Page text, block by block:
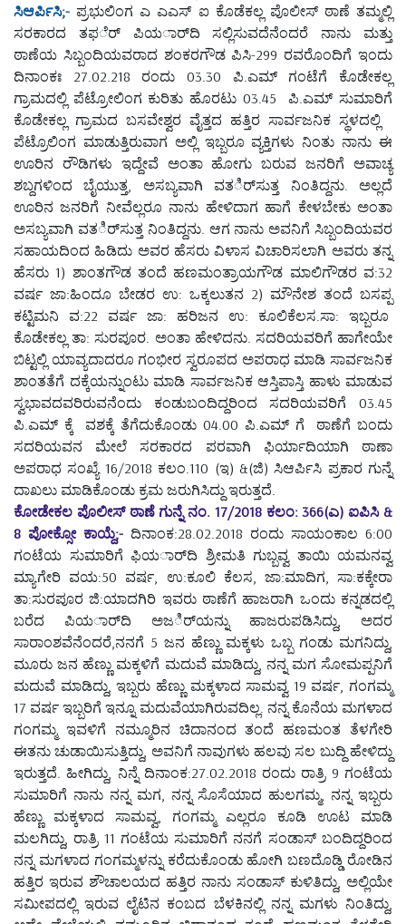
ಸಿಆರ್ಪಿಸಿ;-ಪ್ರಭುಲಿಂಗ ಎ ಎಎಸ್ ಐ ಕೊಡೆಕಲ್ಲ ಪೊಲೀಸ್ ಠಾಣೆ ತಮ್ಮಲ್ಲಿ
ಸರಕಾರದ ತಫರ್ೆ ಪಿಯರ್ಾದಿ ಸಲ್ಲಿಸುವದೆನೆಂದರೆ ನಾನು ಮತ್ತು
ಠಾಣೆಯ ಸಿಬ್ಬಂದಿಯವರಾದ ಶಂಕರಗೌಡ ಪಿಸಿ-299 ರವರೊಂದಿಗೆ ಇಂದು
ದಿನಾಂಕಃ 27.02.218 ರಂದು 03.30 ಪಿ.ಎಮ್ ಗಂಟೆಗೆ ಕೊಡೇಕಲ್ಲ
ಗ್ರಾಮದಲ್ಲಿ ಪೆಟ್ರೋಲಿಂಗ ಕುರಿತು ಹೊರಟು 03.45 ಪಿ.ಎಮ್ ಸುಮಾರಿಗೆ
ಕೊಡೇಕಲ್ಲ ಗ್ರಾಮದ ಬಸವೇಶ್ವರ ವೈತ್ತದ ಹತ್ತಿರ ಸಾರ್ವಜನಿಕ ಸ್ಥಳದಲ್ಲಿ
ಪೆಟ್ರೊಲಿಂಗ ಮಾಡುತ್ತಿರುವಾಗ ಅಲ್ಲಿ ಇಬ್ಬರೂ ವ್ಯಕ್ತಿಗಳು ನಿಂತು ನಾನು ಈ
ಊರಿನ ರೌಡಿಗಳು ಇದ್ದೇವೆ ಅಂತಾ ಹೋಗು ಬರುವ ಜನರಿಗೆ ಅವಾಚ್ಯ
ಶಬ್ದಗಳಿಂದ ಬೈಯುತ್ತ, ಅಸಬ್ಯವಾಗಿ ವತರ್ಿಸುತ್ತ ನಿಂತಿದ್ದನು. ಅಲ್ಲದೆ
ಊರಿನ ಜನರಿಗೆ ನೀವೆಲ್ಲರೂ ನಾನು ಹೇಳಿದಾಗ ಹಾಗೆ ಕೇಳಬೇಕು ಅಂತಾ
ಅಸಬ್ಯವಾಗಿ ವತರ್ಿಸುತ್ತ ನಿಂತಿದ್ದನು. ಆಗ ನಾನು ಅವನಿಗೆ ಸಿಬ್ಬಂದಿಯವರ
ಸಹಾಯದಿಂದ ಹಿಡಿದು ಅವರ ಹೆಸರು ವಿಳಾಸ ವಿಚಾರಿಸಲಾಗಿ ಅವರು ತನ್ನ
ಹೆಸರು 1) ಶಾಂತಗೌಡ ತಂದೆ ಹಣಮಂತ್ರಾಯಗೌಡ ಮಾಲಿಗೌಡರ ವ:32
ವರ್ಷ ಜಾ:ಹಿಂದೂ ಬೇಡರ ಉ: ಒಕ್ಕಲುತನ 2) ಮೌನೇಶ ತಂದೆ ಬಸಪ್ಪ
ಕಟ್ಟಿಮನಿ ವ:22 ವರ್ಷ ಜಾ: ಹರಿಜನ ಉ: ಕೂಲಿಕೆಲಸ.ಸಾ: ಇಬ್ಬರೂ
ಕೊಡೇಕಲ್ಲ ತಾ: ಸುರಪೂರ. ಅಂತಾ ಹೇಳಿದನು. ಸದರಿಯವರಿಗೆ ಹಾಗೇಯೇ
ಬಿಟ್ಟಲ್ಲಿ ಯಾವ್ಯದಾದರೂ ಗಂಭೀರ ಸ್ವರೂಪದ ಅಪರಾಧ ಮಾಡಿ ಸಾರ್ವಜನಿಕ
ಶಾಂತತೆಗೆ ದಕ್ಕೆಯನ್ನುಂಟು ಮಾಡಿ ಸಾರ್ವಜನಿಕ ಆಸ್ತಿಪಾಸ್ತಿ ಹಾಳು ಮಾಡುವ
ಸ್ವಭಾವದವರಿರುವನೆಂದು ಕಂಡುಬಂದಿದ್ದರಿಂದ ಸದರಿಯವರಿಗೆ 03.45
ಪಿ.ಎಮ್ ಕ್ಕೆ ವಶಕ್ಕೆ ತೆಗೆದುಕೊಂಡು 04.00 ಪಿ.ಎಮ್ ಗೆ ಠಾಣೆಗೆ ಬಂದು
ಸದರಿಯವನ ಮೇಲೆ ಸರಕಾರದ ಪರವಾಗಿ ಫಿರ್ಯಾದಿಯಾಗಿ ಠಾಣಾ
ಅಪರಾಧ ಸಂಖ್ಯೆ 16/2018 ಕಲಂ.110 (ಇ) &(ಜಿ) ಸಿಆರ್ಪಿಸಿ ಪ್ರಕಾರ ಗುನ್ನೆ
ದಾಖಲು ಮಾಡಿಕೊಂಡು ಕ್ರಮ ಜರುಗಿಸಿದ್ದು ಇರುತ್ತದೆ.
ಕೋಡೇಕಲ ಪೊಲೀಸ್ ಠಾಣೆ ಗುನ್ನೆ ನಂ. 17/2018 ಕಲಂ: 366(ಎ) ಐಪಿಸಿ &
8 ಪೋಕ್ಸೋ ಕಾಯ್ದೆ;- ದಿನಾಂಕ:28.02.2018 ರಂದು ಸಾಯಂಕಾಲ 6:00
ಗಂಟೆಯ ಸುಮಾರಿಗೆ ಫಿಯರ್ಾದಿ ಶ್ರೀಮತಿ ಗುಬ್ಬವ್ವ ತಾಯಿ ಯಮನವ್ವ
ಮ್ಯಾಗೇರಿ ವಯ:50 ವರ್ಷ, ಉ:ಕೂಲಿ ಕೆಲಸ, ಜಾ:ಮಾದಿಗ, ಸಾ:ಕಕ್ಕೇರಾ
ತಾ:ಸುರಪೂರ ಜಿ:ಯಾದಗಿರಿ ಇವರು ಠಾಣೆಗೆ ಹಾಜರಾಗಿ ಒಂದು ಕನ್ನಡದಲ್ಲಿ
ಬರೆದ ಪಿಯರ್ಾದಿ ಅಜರ್ಿಯನ್ನು ಹಾಜರುಪಡಿಸಿದ್ದು, ಅದರ
ಸಾರಾಂಶವೆನೆಂದರೆ,ನನಗೆ 5 ಜನ ಹೆಣ್ಣು ಮಕ್ಕಳು ಒಬ್ಬ ಗಂಡು ಮಗನಿದ್ದು,
ಮೂರು ಜನ ಹೆಣ್ಣು ಮಕ್ಕಳಿಗೆ ಮದುವೆ ಮಾಡಿದ್ದು, ನನ್ನ ಮಗ ಸೋಮಪ್ಪನಿಗೆ
ಮದುವೆ ಮಾಡಿದ್ದು, ಇಬ್ಬರು ಹೆಣ್ಣು ಮಕ್ಕಳಾದ ಸಾಮವ್ವ 19 ವರ್ಷ, ಗಂಗಮ್ಮ
17 ವರ್ಷ ಇಬ್ಬರಿಗೆ ಇನ್ನೂ ಮದುವೆಯಾಗಿರುವದಿಲ್ಲ. ನನ್ನ ಕೊನೆಯ ಮಗಳಾದ
ಗಂಗಮ್ಮ ಇವಳಿಗೆ ನಮ್ಮೂರಿನ ಚಿದಾನಂದ ತಂದೆ ಹಣಮಂತ ತೆಳಗೇರಿ
ಈತನು ಚುಡಾಯಿಸುತ್ತಿದ್ದು, ಅವನಿಗೆ ನಾವುಗಳು ಹಲವು ಸಲ ಬುದ್ದಿ ಹೇಳಿದ್ದು
ಇರುತ್ತದೆ. ಹೀಗಿದ್ದು, ನಿನ್ನೆ ದಿನಾಂಕ:27.02.2018 ರಂದು ರಾತ್ರಿ 9 ಗಂಟೆಯ
ಸುಮಾರಿಗೆ ನಾನು ನನ್ನ ಮಗ, ನನ್ನ ಸೊಸೆಯಾದ ಹುಲಗಮ್ಮ, ನನ್ನ ಇಬ್ಬರು
ಹೆಣ್ಣು ಮಕ್ಕಳಾದ ಸಾಮವ್ವ, ಗಂಗಮ್ಮ ಎಲ್ಲರೂ ಕೂಡಿ ಊಟ ಮಾಡಿ
ಮಲಗಿದ್ದು, ರಾತ್ರಿ 11 ಗಂಟೆಯ ಸುಮಾರಿಗೆ ನನಗೆ ಸಂಡಾಸ್ ಬಂದಿದ್ದರಿಂದ
ನನ್ನ ಮಗಳಾದ ಗಂಗಮ್ಮಳನ್ನು ಕರೆದುಕೊಂಡು ಹೋಗಿ ಬಣದೊಡ್ಡಿ ರೋಡಿನ
ಹತ್ತಿರ ಇರುವ ಶೌಚಾಲಯದ ಹತ್ತಿರ ನಾನು ಸಂಡಾಸ್ ಕುಳಿತಿದ್ದು, ಅಲ್ಲಿಯೇ
ಸಮೀಪದಲ್ಲಿ ಇರುವ ಲೈಟಿನ ಕಂಬದ ಬೆಳಕಿನಲ್ಲಿ ನನ್ನ ಮಗಳು ನಿಂತಿದ್ದು,